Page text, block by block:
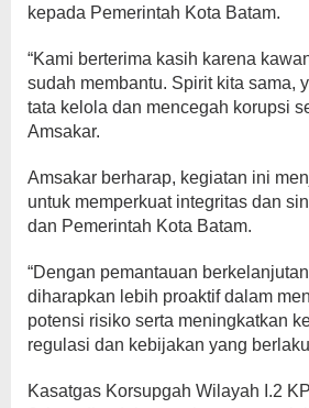
kepada Pemerintah Kota Batam.
“Kami berterima kasih karena
sudah membantu. Spirit kita sama,
tata kelola dan mencegah korupsi
Amsakar.
Amsakar berharap, kegiatan ini
untuk memperkuat integritas dan
dan Pemerintah Kota Batam.
“Dengan pemantauan
diharapkan lebih proaktif dalam
potensi risiko serta meningkatkan
regulasi dan kebijakan yang
Kasatgas Korsupgah Wilayah I.2